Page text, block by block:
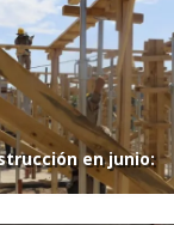
en junio: